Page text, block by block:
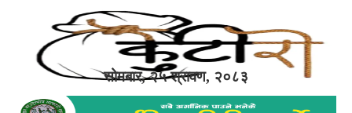
सोमबार, २५ श्रावण, २०८३